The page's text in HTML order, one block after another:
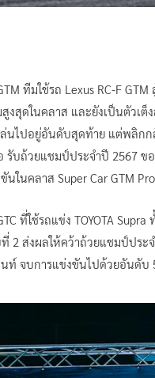
ทีมใช้รถ Lexus RC-F
สุดในคลาส และยังเป็นตัวเต็
นไปอยู่อันดับสุดท้าย แต่พลิกก
รับถ้วยแชมป์ประจำปี 2567
ในคลาส Super Car GTM
ที่ใช้รถแข่ง TOYOTA
2 ส่งผลให้คว้าถ้วยแชมป์ประ
ท์ จบการแข่งขันไปด้วยอันดับ